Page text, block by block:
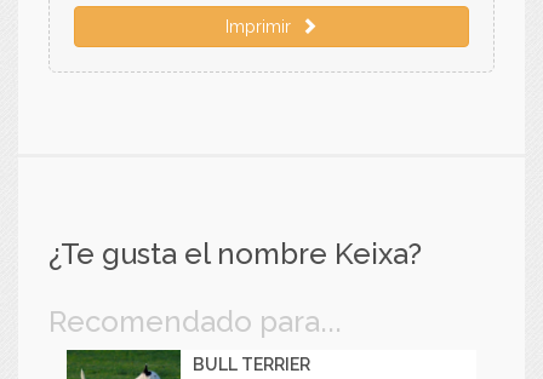
Imprimir
¿Te gusta el nombre Keixa?
Recomendado para...
BULL TERRIER